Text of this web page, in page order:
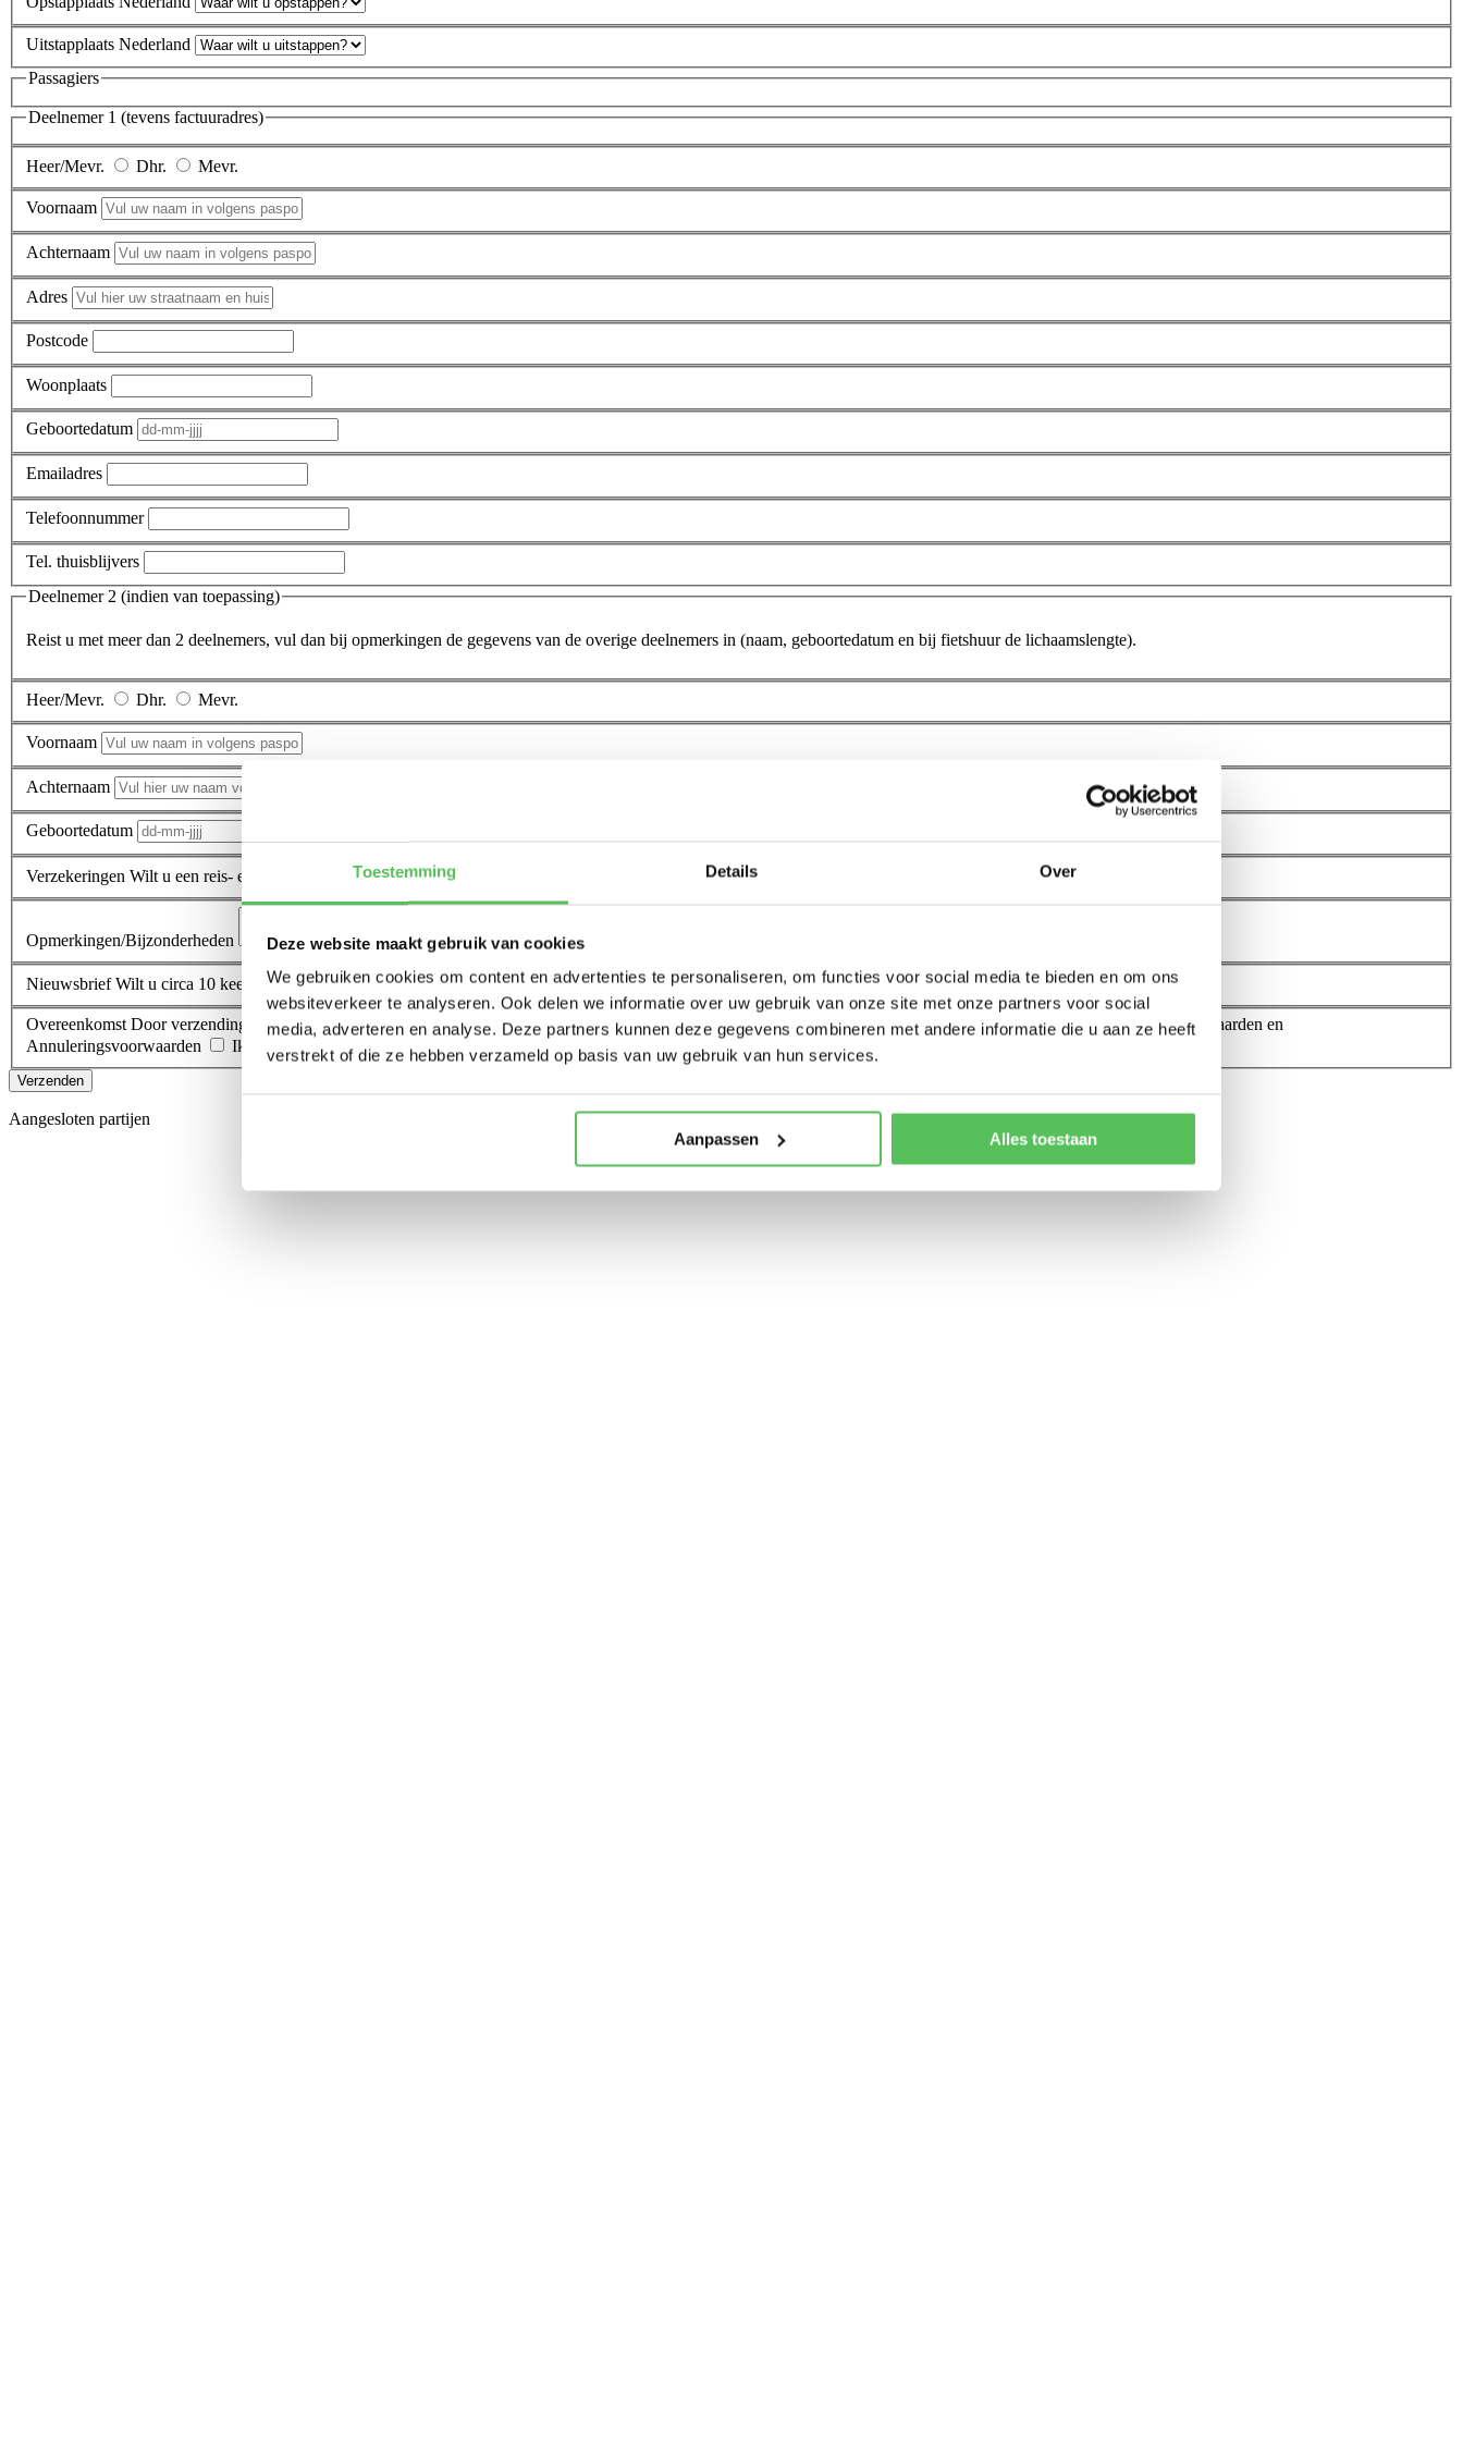
Toestemming Details Over
Deze website maakt gebruik van cookies
We gebruiken cookies om content en advertenties te personaliseren, om functies voor social media te bieden en om ons
websiteverkeer te analyseren. Ook delen we informatie over uw gebruik van onze site met onze partners voor social
media, adverteren en analyse. Deze partners kunnen deze gegevens combineren met andere informatie die u aan ze heeft
verstrekt of die ze hebben verzameld op basis van uw gebruik van hun services.
Aanpassen Alles toestaan
Uitstapplaats Nederland
Passagiers
Deelnemer 1 (tevens factuuradres)
Heer/Mevr. Dhr. Mevr.
Voornaam
Achternaam
Adres
Postcode
Woonplaats
Geboortedatum
Emailadres
Telefoonnummer
Tel. thuisblijvers
Deelnemer 2 (indien van toepassing)
Reist u met meer dan 2 deelnemers, vul dan bij opmerkingen de gegevens van de overige deelnemers in (naam, geboortedatum en bij fietshuur de lichaamslengte).
Heer/Mevr. Dhr. Mevr.
Voornaam
Achternaam
Geboortedatum
Verzekeringen Wilt u een reis- en/of annuleringsverzekering afsluiten? Annuleringsverzekering
Opmerkingen/Bijzonderheden
NieuwsbriefWilt u circa 10 keer per jaar onze digitale nieuwsbrief ontvangen? Ja Nee
OvereenkomstDoor verzending van dit formulier gaat u een overeenkomst aan met Cycletours BV (KvK 33235365) en geeft u aan akkoord te zijn met onze Boekingsvoorwaarden en
Annuleringsvoorwaarden
Ik ga akkoord met de Boekings- en Annuleringsvoorwaarden
Verzenden
Aangesloten partijen